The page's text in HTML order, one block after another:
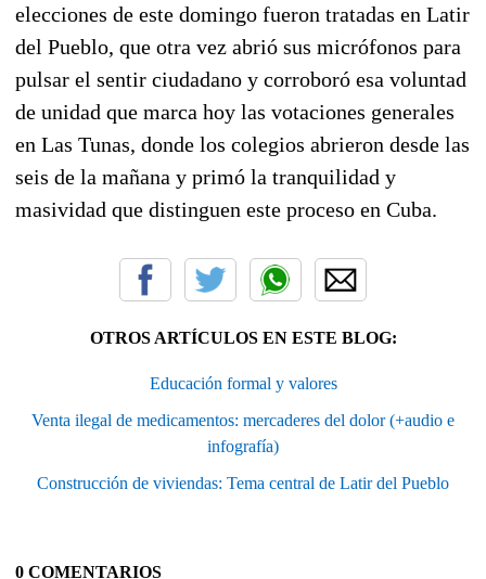
elecciones de este domingo fueron tratadas en Latir
del Pueblo, que otra vez abrió sus micrófonos para
pulsar el sentir ciudadano y corroboró esa voluntad
de unidad que marca hoy las votaciones generales
en Las Tunas, donde los colegios abrieron desde las
seis de la mañana y primó la tranquilidad y
masividad que distinguen este proceso en Cuba.
OTROS ARTÍCULOS EN ESTE BLOG:
Educación formal y valores
Venta ilegal de medicamentos: mercaderes del dolor (+audio e
infografía)
Construcción de viviendas: Tema central de Latir del Pueblo
0 COMENTARIOS